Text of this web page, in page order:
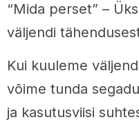
“Mida perset” –
väljendi
Kui kuuleme
võime tunda
ja kasutusviisi